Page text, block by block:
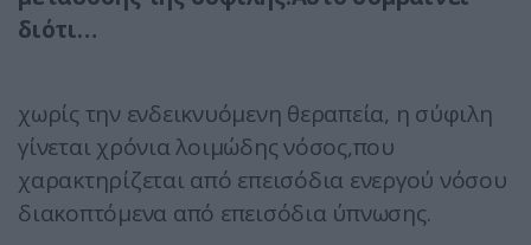
διότι…
χωρίς την ενδεικνυόμενη θεραπεία, η σύφιλη
γίνεται χρόνια λοιμώδης νόσος,που
χαρακτηρίζεται από επεισόδια ενεργού νόσου
διακοπτόμενα από επεισόδια ύπνωσης.